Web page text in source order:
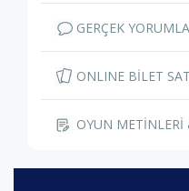
GERÇEK
ONLINE BİLET
OYUN METİNLERİ